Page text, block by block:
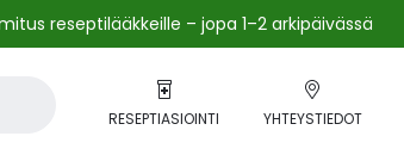
reseptilääkkeille – jopa 1–2 arkipäivässä
RESEPTIASIOINTI YHTEYSTIEDOT